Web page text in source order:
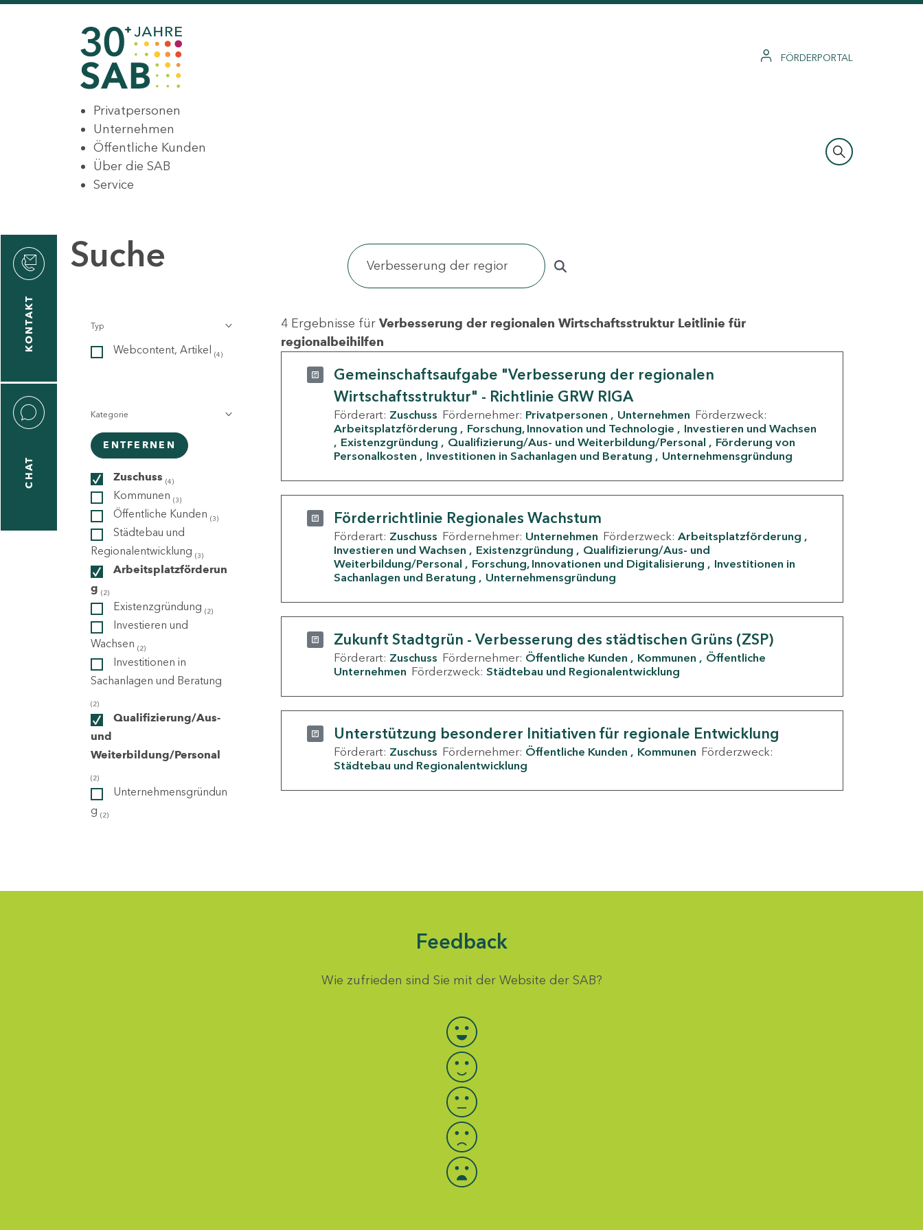
FÖRDERPORTAL
Privatpersonen
Unternehmen
Öffentliche Kunden
Über die SAB
Service
KONTAKT
CHAT
Suche
Typ
Webcontent, Artikel (4)
Kategorie
ENTFERNEN
Zuschuss (4)
Kommunen (3)
Öffentliche Kunden (3)
Städtebau und
Regionalentwicklung (3)
Arbeitsplatzförderun
g (2)
Existenzgründung (2)
Investieren und
Wachsen (2)
Investitionen in
Sachanlagen und Beratung
(2)
Qualifizierung/Aus-
und
Weiterbildung/Personal
(2)
Unternehmensgründun
g (2)
4 Ergebnisse für Verbesserung der regionalen Wirtschaftsstruktur Leitlinie für
regionalbeihilfen
Gemeinschaftsaufgabe "Verbesserung der regionalen
Wirtschaftsstruktur" - Richtlinie GRW RIGA
Förderart: Zuschuss Fördernehmer: Privatpersonen Unternehmen Förderzweck:
Arbeitsplatzförderung
Forschung, Innovation und Technologie
Investieren und Wachsen
Existenzgründung
Qualifizierung/Aus- und Weiterbildung/Personal
Förderung von
Personalkosten
Investitionen in Sachanlagen und Beratung Unternehmensgründung
Förderrichtlinie Regionales Wachstum
Förderart: Zuschuss Fördernehmer: Unternehmen Förderzweck: Arbeitsplatzförderung
Investieren und Wachsen
Existenzgründung
Qualifizierung/Aus- und
Weiterbildung/Personal
Forschung, Innovationen und Digitalisierung
Investitionen in
Sachanlagen und Beratung
Unternehmensgründung
Zukunft Stadtgrün - Verbesserung des städtischen Grüns (ZSP)
Förderart: Zuschuss Fördernehmer: Öffentliche Kunden Kommunen
Öffentliche
Unternehmen Förderzweck: Städtebau und Regionalentwicklung
Unterstützung besonderer Initiativen für regionale Entwicklung
Förderart: Zuschuss Fördernehmer: Öffentliche Kunden Kommunen Förderzweck:
Städtebau und Regionalentwicklung
Feedback
Wie zufrieden sind Sie mit der Website der SAB?
Bewertung auswählen